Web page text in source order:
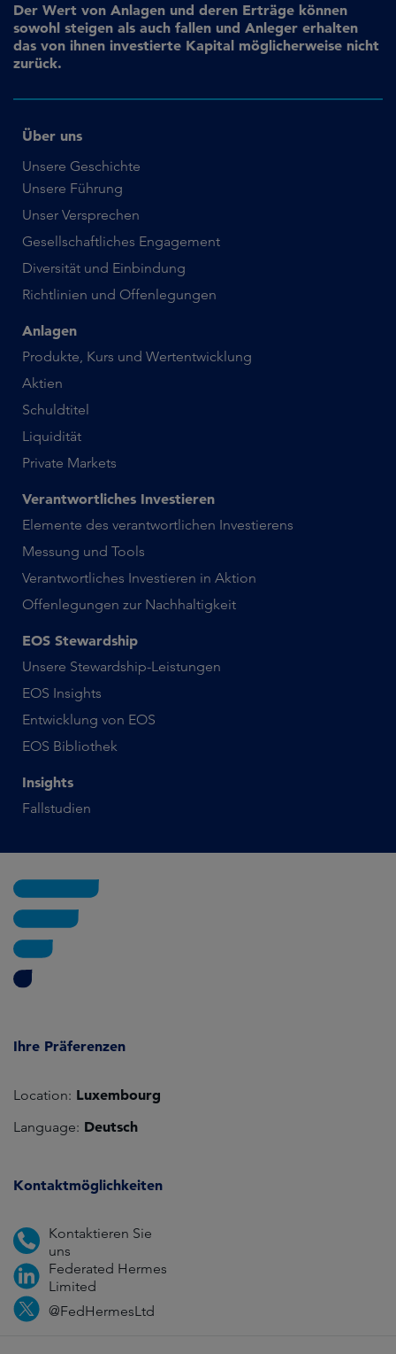
Der Wert von Anlagen und deren Erträge können
sowohl steigen als auch fallen und Anleger erhalten
das von ihnen investierte Kapital möglicherweise nicht
zurück.
Über uns
Unsere Geschichte
Unsere Führung
Unser Versprechen
Gesellschaftliches Engagement
Diversität und Einbindung
Richtlinien und Offenlegungen
Anlagen
Produkte, Kurs und Wertentwicklung
Aktien
Schuldtitel
Liquidität
Private Markets
Verantwortliches Investieren
Elemente des verantwortlichen Investierens
Messung und Tools
Verantwortliches Investieren in Aktion
Offenlegungen zur Nachhaltigkeit
EOS Stewardship
Unsere Stewardship-Leistungen
EOS Insights
Entwicklung von EOS
EOS Bibliothek
Insights
Fallstudien
Ihre Präferenzen
Location: Luxembourg
Language: Deutsch
Kontaktmöglichkeiten
Kontaktieren Sie
uns
Federated Hermes
Limited
@FedHermesLtd